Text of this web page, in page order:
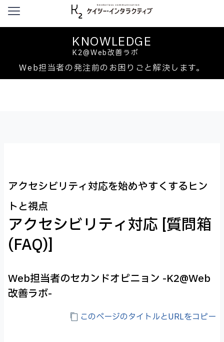
本文へ移動
KNOWLEDGE
K2@Web改善ラボ
Web担当者の発注前のお困りごと解決します。
アクセシビリティ対応を始めやすくするヒン
トと視点
アクセシビリティ対応 [質問箱
(FAQ)]
Web担当者のセカンドオピニョン -K2@Web
改善ラボ-
このページのタイトルとURLをコピー